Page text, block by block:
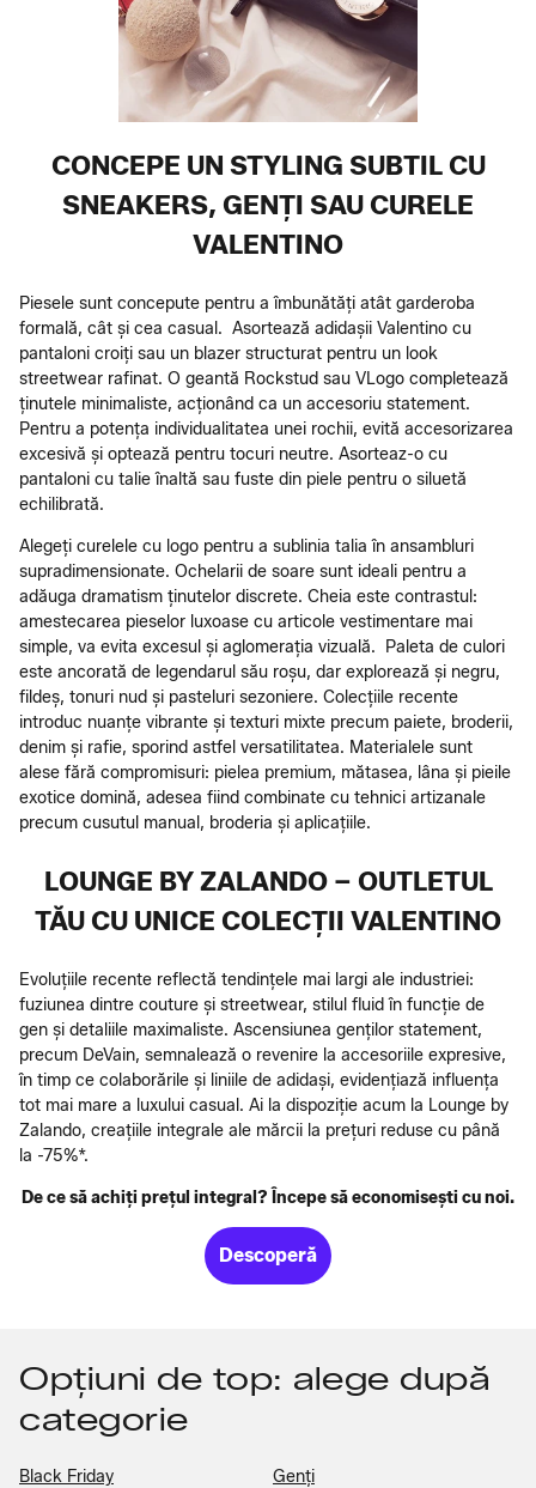
CONCEPE UN STYLING SUBTIL CU
SNEAKERS, GENȚI SAU CURELE
VALENTINO
Piesele sunt concepute pentru a îmbunătăți atât garderoba
formală, cât și cea casual. Asortează adidașii Valentino cu
pantaloni croiți sau un blazer structurat pentru un look
streetwear rafinat. O geantă Rockstud sau VLogo completează
ținutele minimaliste, acționând ca un accesoriu statement.
Pentru a potența individualitatea unei rochii, evită accesorizarea
excesivă și optează pentru tocuri neutre. Asorteaz-o cu
pantaloni cu talie înaltă sau fuste din piele pentru o siluetă
echilibrată.
Alegeți curelele cu logo pentru a sublinia talia în ansambluri
supradimensionate. Ochelarii de soare sunt ideali pentru a
adăuga dramatism ținutelor discrete. Cheia este contrastul:
amestecarea pieselor luxoase cu articole vestimentare mai
simple, va evita excesul și aglomerația vizuală. Paleta de culori
este ancorată de legendarul său roșu, dar explorează și negru,
fildeș, tonuri nud și pasteluri sezoniere. Colecțiile recente
introduc nuanțe vibrante și texturi mixte precum paiete, broderii,
denim și rafie, sporind astfel versatilitatea. Materialele sunt
alese fără compromisuri: pielea premium, mătasea, lâna și pieile
exotice domină, adesea fiind combinate cu tehnici artizanale
precum cusutul manual, broderia și aplicațiile.
LOUNGE BY ZALANDO – OUTLETUL
TĂU CU UNICE COLECȚII VALENTINO
Evoluțiile recente reflectă tendințele mai largi ale industriei:
fuziunea dintre couture și streetwear, stilul fluid în funcție de
gen și detaliile maximaliste. Ascensiunea genților statement,
precum DeVain, semnalează o revenire la accesoriile expresive,
în timp ce colaborările și liniile de adidași, evidențiază influența
tot mai mare a luxului casual. Ai la dispoziție acum la Lounge by
Zalando, creațiile integrale ale mărcii la prețuri reduse cu până
la -75%*.
De ce să achiți prețul integral? Începe să economisești cu noi.
Descoperă
Opțiuni de top: alege după
categorie
Black Friday Genți